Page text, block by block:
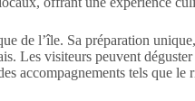
de l’île. Sa préparation
Les visiteurs peuvent
accompagnements tels que le